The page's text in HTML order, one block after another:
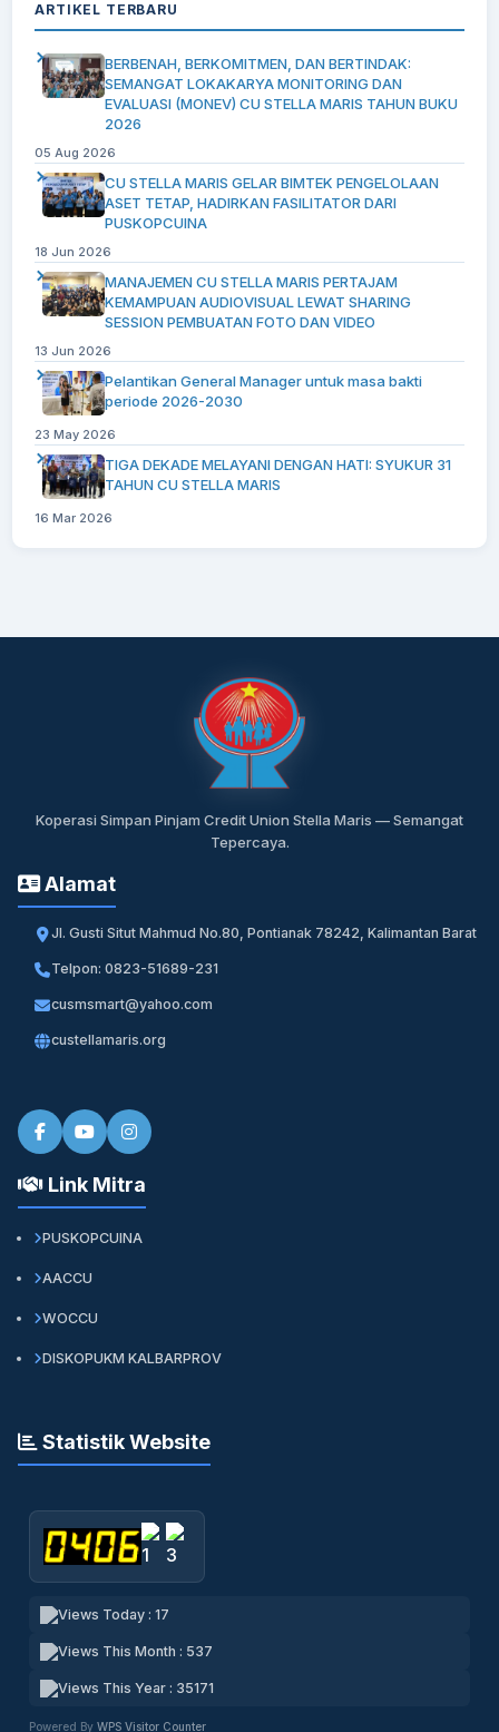
ARTIKEL TERBARU
BERBENAH, BERKOMITMEN, DAN BERTINDAK:
SEMANGAT LOKAKARYA MONITORING DAN
EVALUASI (MONEV) CU STELLA MARIS TAHUN BUKU
2026
05 Aug 2026
CU STELLA MARIS GELAR BIMTEK PENGELOLAAN
ASET TETAP, HADIRKAN FASILITATOR DARI
PUSKOPCUINA
18 Jun 2026
MANAJEMEN CU STELLA MARIS PERTAJAM
KEMAMPUAN AUDIOVISUAL LEWAT SHARING
SESSION PEMBUATAN FOTO DAN VIDEO
13 Jun 2026
Pelantikan General Manager untuk masa bakti
periode 2026-2030
23 May 2026
TIGA DEKADE MELAYANI DENGAN HATI: SYUKUR 31
TAHUN CU STELLA MARIS
16 Mar 2026
Koperasi Simpan Pinjam Credit Union Stella Maris — Semangat
Tepercaya.
Alamat
Jl. Gusti Situt Mahmud No.80, Pontianak 78242, Kalimantan Barat
Telpon: 0823-51689-231
cusmsmart@yahoo.com
custellamaris.org
Link Mitra
PUSKOPCUINA
AACCU
WOCCU
DISKOPUKM KALBARPROV
Statistik Website
Views Today : 17
Views This Month : 537
Views This Year : 35171
Powered By WPS Visitor Counter